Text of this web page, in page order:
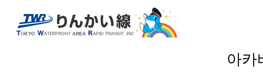
아카